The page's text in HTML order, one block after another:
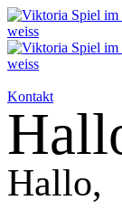
Kontakt
Hallo,